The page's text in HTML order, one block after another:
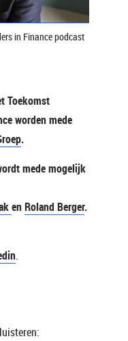
in Finance podcast
Toekomst
worden mede
.
mede mogelijk
enRoland Berger.
.